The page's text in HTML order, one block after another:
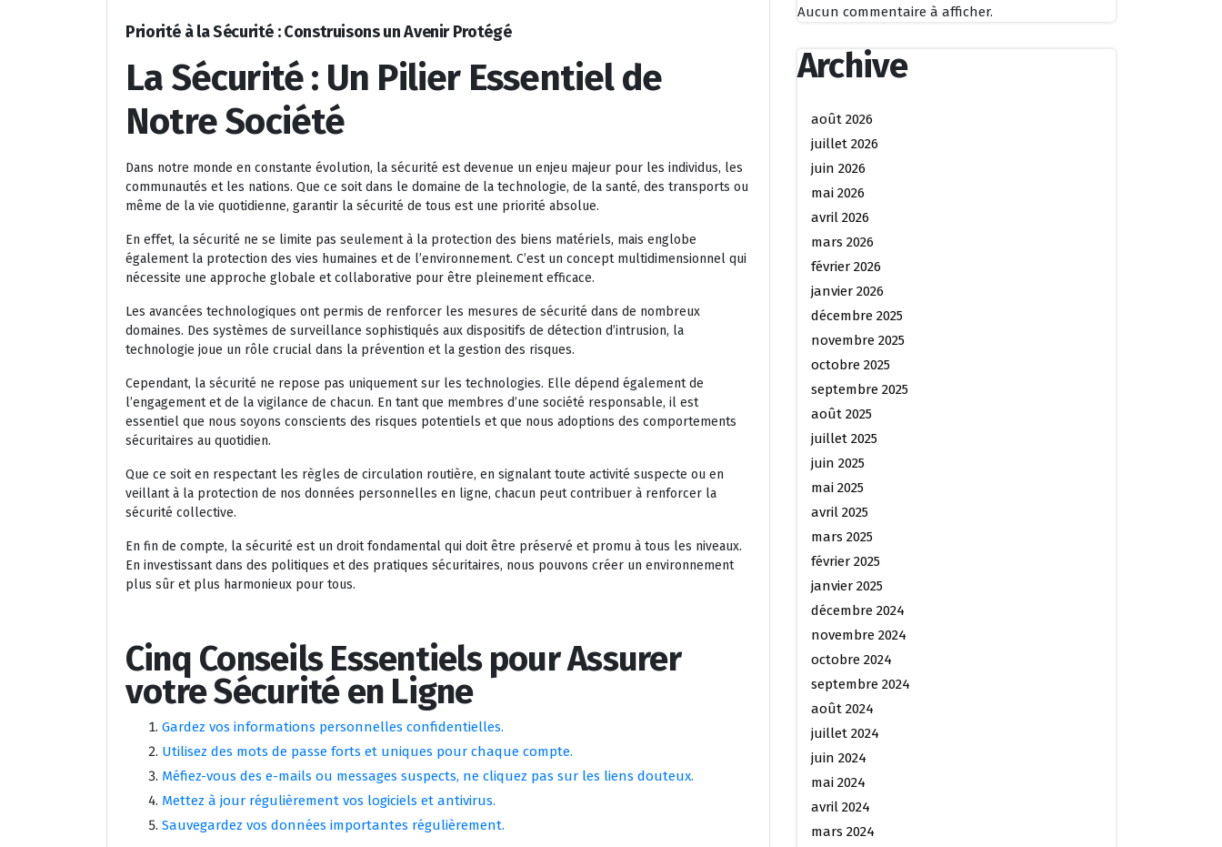
Priorité à la Sécurité : Construisons un Avenir Protégé
La Sécurité : Un Pilier Essentiel de
Notre Société
Dans notre monde en constante évolution, la sécurité est devenue un enjeu majeur pour les individus, les
communautés et les nations. Que ce soit dans le domaine de la technologie, de la santé, des transports ou
même de la vie quotidienne, garantir la sécurité de tous est une priorité absolue.
En effet, la sécurité ne se limite pas seulement à la protection des biens matériels, mais englobe
également la protection des vies humaines et de l’environnement. C’est un concept multidimensionnel qui
nécessite une approche globale et collaborative pour être pleinement efficace.
Les avancées technologiques ont permis de renforcer les mesures de sécurité dans de nombreux
domaines. Des systèmes de surveillance sophistiqués aux dispositifs de détection d’intrusion, la
technologie joue un rôle crucial dans la prévention et la gestion des risques.
Cependant, la sécurité ne repose pas uniquement sur les technologies. Elle dépend également de
l’engagement et de la vigilance de chacun. En tant que membres d’une société responsable, il est
essentiel que nous soyons conscients des risques potentiels et que nous adoptions des comportements
sécuritaires au quotidien.
Que ce soit en respectant les règles de circulation routière, en signalant toute activité suspecte ou en
veillant à la protection de nos données personnelles en ligne, chacun peut contribuer à renforcer la
sécurité collective.
En fin de compte, la sécurité est un droit fondamental qui doit être préservé et promu à tous les niveaux.
En investissant dans des politiques et des pratiques sécuritaires, nous pouvons créer un environnement
plus sûr et plus harmonieux pour tous.
Cinq Conseils Essentiels pour Assurer
votre Sécurité en Ligne
Gardez vos informations personnelles confidentielles.
Utilisez des mots de passe forts et uniques pour chaque compte.
Méfiez-vous des e-mails ou messages suspects, ne cliquez pas sur les liens douteux.
Mettez à jour régulièrement vos logiciels et antivirus.
Sauvegardez vos données importantes régulièrement.
Aucun commentaire à afficher.
Archive
août 2026
juillet 2026
juin 2026
mai 2026
avril 2026
mars 2026
février 2026
janvier 2026
décembre 2025
novembre 2025
octobre 2025
septembre 2025
août 2025
juillet 2025
juin 2025
mai 2025
avril 2025
mars 2025
février 2025
janvier 2025
décembre 2024
novembre 2024
octobre 2024
septembre 2024
août 2024
juillet 2024
juin 2024
mai 2024
avril 2024
mars 2024